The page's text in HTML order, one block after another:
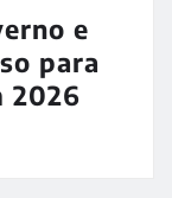
e
para
2026